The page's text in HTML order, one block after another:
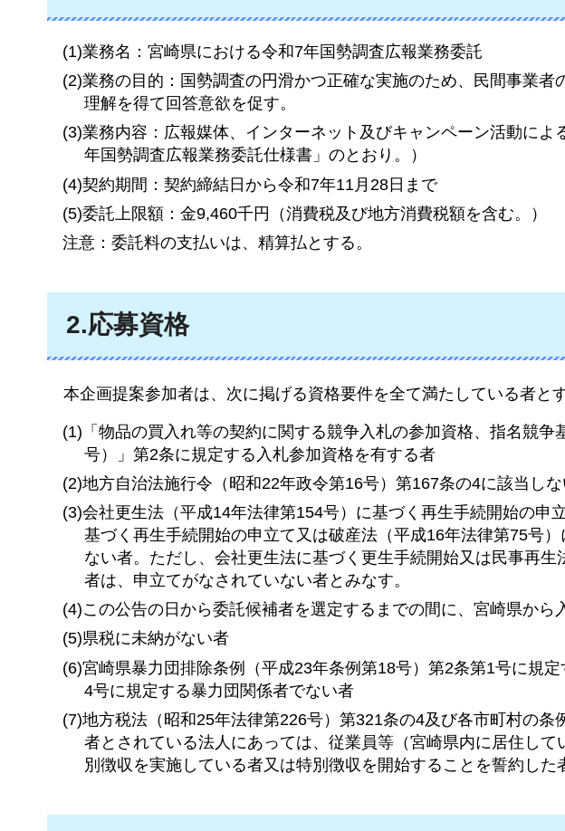
(1)業務名：宮崎県における令和7年国勢調査広報業務委託
(2)業務の目的：国勢調査の円滑かつ正確な実施のため、民間事業
理解を得て回答意欲を促す。
(3)業務内容：広報媒体、インターネット及びキャンペーン活動に
年国勢調査広報業務委託仕様書」のとおり。）
(4)契約期間：契約締結日から令和7年11月28日まで
(5)委託上限額：金9,460千円（消費税及び地方消費税額を含む。）
注意：委託料の支払いは、精算払とする。
2.応募資格
本企画提案参加者は、次に掲げる資格要件を全て満たしている者とす
(1)「物品の買入れ等の契約に関する競争入札の参加資格、指名競
号）」第2条に規定する入札参加資格を有する者
(2)地方自治法施行令（昭和22年政令第16号）第167条の4に該当し
(3)会社更生法（平成14年法律第154号）に基づく再生手続開始の申
基づく再生手続開始の申立て又は破産法（平成16年法律第75号
ない者。ただし、会社更生法に基づく更生手続開始又は民事再
者は、申立てがなされていない者とみなす。
(4)この公告の日から委託候補者を選定するまでの間に、宮崎県か
(5)県税に未納がない者
(6)宮崎県暴力団排除条例（平成23年条例第18号）第2条第1号に規
4号に規定する暴力団関係者でない者
(7)地方税法（昭和25年法律第226号）第321条の4及び各市町村の
者とされている法人にあっては、従業員等（宮崎県内に居住し
別徴収を実施している者又は特別徴収を開始することを誓約した